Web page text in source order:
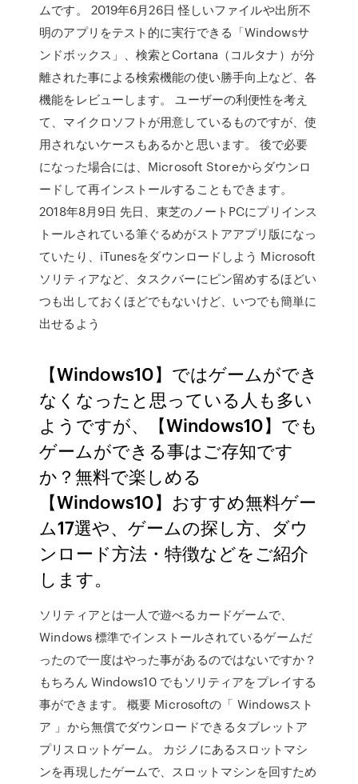
ムです。 2019年6月26日 怪しいファイルや出所不
明のアプリをテスト的に実行できる「Windowsサ
ンドボックス」、検索とCortana（コルタナ）が分
離された事による検索機能の使い勝手向上など、各
機能をレビューします。 ユーザーの利便性を考え
て、マイクロソフトが用意しているものですが、使
用されないケースもあるかと思います。 後で必要
になった場合には、Microsoft Storeからダウンロ
ードして再インストールすることもできます。
2018年8月9日 先日、東芝のノートPCにプリインス
トールされている筆ぐるめがストアアプリ版になっ
ていたり、iTunesをダウンロードしよう Microsoft
ソリティアなど、タスクバーにピン留めするほどい
つも出しておくほどでもないけど、いつでも簡単に
出せるよう
【Windows10】ではゲームができ
なくなったと思っている人も多い
ようですが、【Windows10】でも
ゲームができる事はご存知です
か？無料で楽しめる
【Windows10】おすすめ無料ゲー
ム17選や、ゲームの探し方、ダウ
ンロード方法・特徴などをご紹介
します。
ソリティアとは一人で遊べるカードゲームで、
Windows 標準でインストールされているゲームだ
ったので一度はやった事があるのではないですか？
もちろん Windows10 でもソリティアをプレイする
事ができます。 概要 Microsoftの「 Windowsスト
ア 」から無償でダウンロードできるタブレットア
プリスロットゲーム。 カジノにあるスロットマシ
ンを再現したゲームで、スロットマシンを回すため